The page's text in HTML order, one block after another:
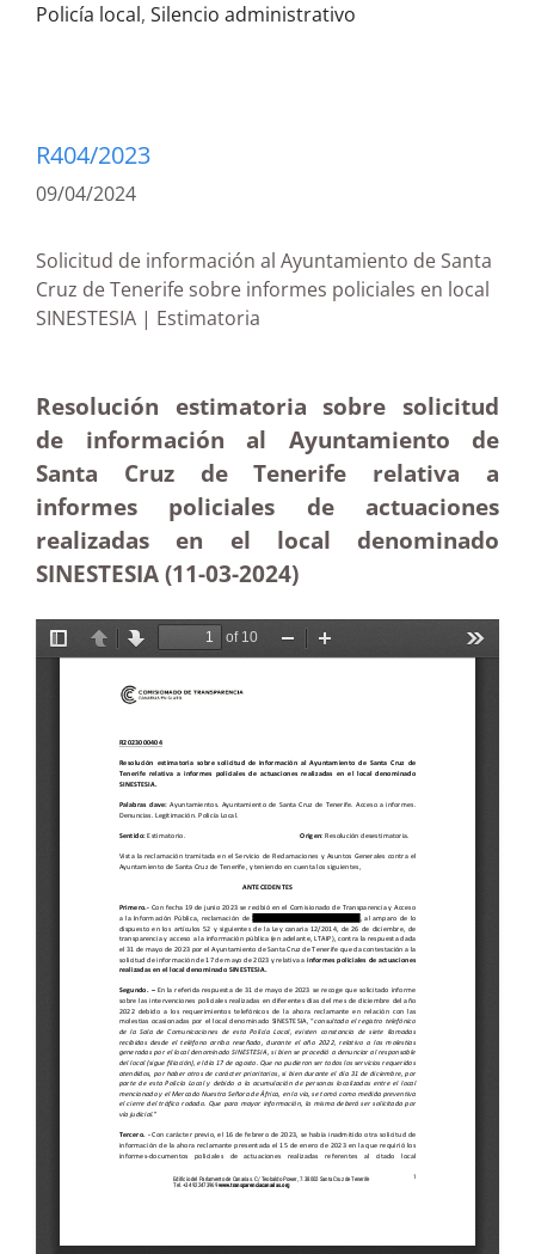
Policía local, Silencio administrativo
R404/2023
09/04/2024
Solicitud de información al Ayuntamiento de Santa
Cruz de Tenerife sobre informes policiales en local
SINESTESIA | Estimatoria
Resolución estimatoria sobre solicitud
de información al Ayuntamiento de
Santa Cruz de Tenerife relativa a
informes policiales de actuaciones
realizadas en el local denominado
SINESTESIA (11-03-2024)